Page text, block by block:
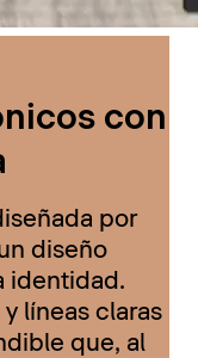
con
por
diseño
identidad.
líneas claras
que, al